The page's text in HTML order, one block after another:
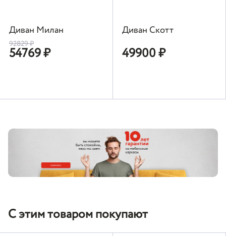
Диван Милан
92829₽
54769₽
Диван Скотт
49900₽
С этим товаром покупают